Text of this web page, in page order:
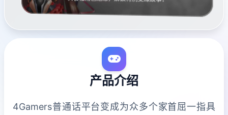
产品介绍
4Gamers普通话平台变成为众多个家首屈一指具